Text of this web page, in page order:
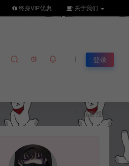
终身VIP优惠 关于我们
登录
我要投稿